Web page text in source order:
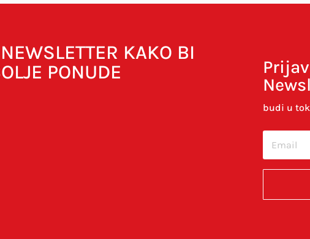
u ovom internet pregledniku za sljedeći put kada budem
KAKO BI
PONUDE
budi u